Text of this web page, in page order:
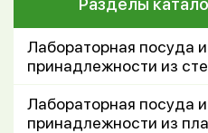
Лабораторная посуда и
принадлежности из
Лабораторная посуда и
принадлежности из